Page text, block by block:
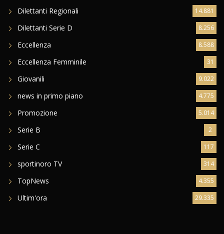
Dilettanti Regionali 14.881
Dilettanti Serie D 8.256
Eccellenza 8.588
Eccellenza Femminile 31
Giovanili 9.022
news in primo piano 4.775
Promozione 5.014
Serie B 2
Serie C 117
sportinoro TV 314
TopNews 4.355
Ultim'ora 29.335